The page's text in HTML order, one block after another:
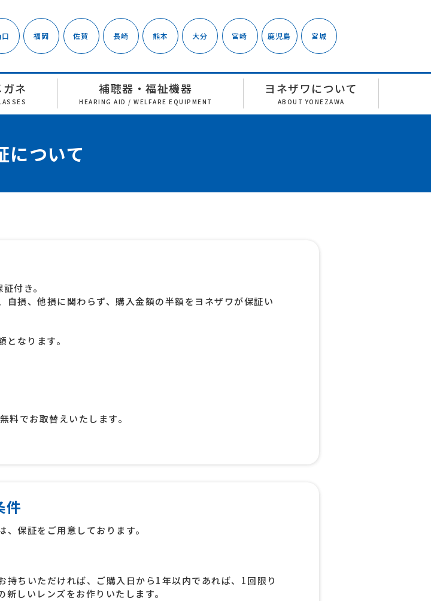
福岡 佐賀 長崎 熊本 大分 宮崎 鹿児島 宮城
ネ 補聴器・福祉機器
HEARING AID / WELFARE EQUIPMENT
ヨネザワについて
ABOUT YONEZAWA
について
付き。
損、他損に関わらず、購入金額の半額をヨネザワが保証い
なります。
料でお取替えいたします。
件
保証をご用意しております。
持ちいただければ、ご購入日から1年以内であれば、1回限り
しいレンズをお作りいたします。